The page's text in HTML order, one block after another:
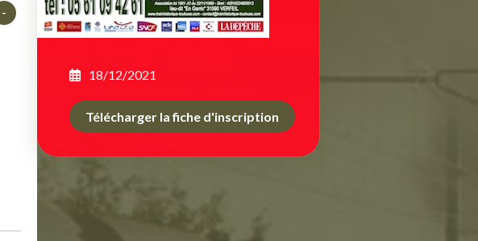
18/12/2021
Télécharger la fiche d'inscription
-